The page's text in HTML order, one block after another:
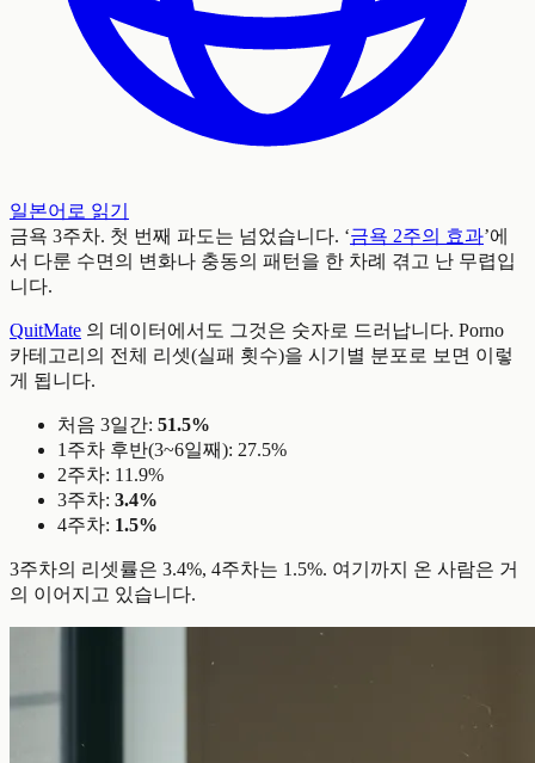
일본어로 읽기
금욕 3주차. 첫 번째 파도는 넘었습니다. ‘금욕 2주의 효과’에
서 다룬 수면의 변화나 충동의 패턴을 한 차례 겪고 난 무렵입
니다.
QuitMate 의 데이터에서도 그것은 숫자로 드러납니다. Porno
카테고리의 전체 리셋(실패 횟수)을 시기별 분포로 보면 이렇
게 됩니다.
처음 3일간: 51.5%
1주차 후반(3~6일째): 27.5%
2주차: 11.9%
3주차: 3.4%
4주차: 1.5%
3주차의 리셋률은 3.4%, 4주차는 1.5%. 여기까지 온 사람은 거
의 이어지고 있습니다.